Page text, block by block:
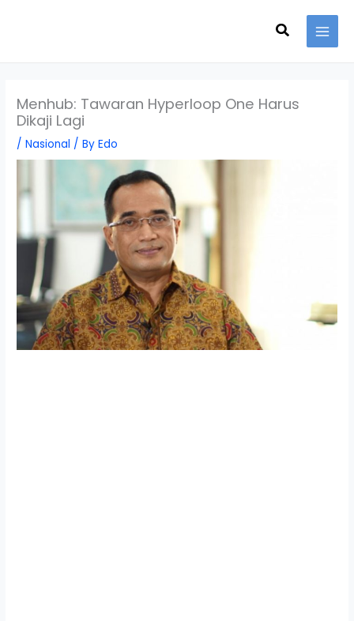
Search
Menhub: Tawaran Hyperloop One Harus
Dikaji Lagi
/Nasional / ByEdo